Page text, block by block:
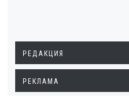
РЕДАКЦИЯ
РЕКЛАМА